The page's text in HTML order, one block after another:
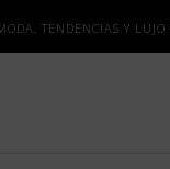
TENDENCIAS Y LUJO